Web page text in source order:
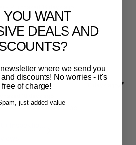
schön und dezent.
RS3 Emblem - 3D Black Edition - Schwarz/Schwarz Logo Modellschriftzug
wie beschrieben. Top.
YOU WANT
DEALS AND
where we send you
discounts! No worries - it's
free of charge!
just added value